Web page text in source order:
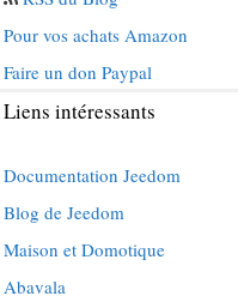
Pour vos achats Amazon
Faire un don Paypal
Liens intéressants
Documentation Jeedom
Blog de Jeedom
Maison et Domotique
Abavala